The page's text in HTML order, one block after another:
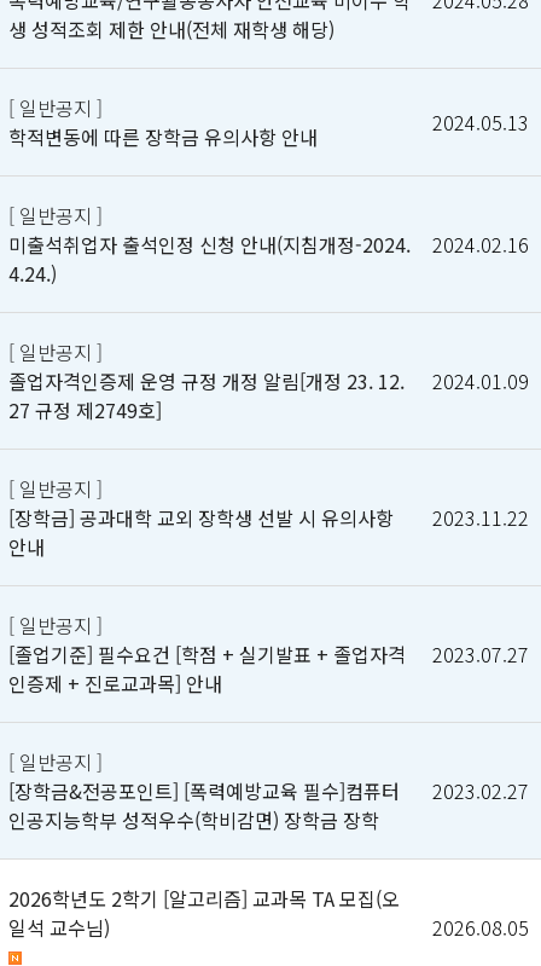
생 성적조회 제한 안내(전체 재학생 해당)
[ 일반공지 ]
학적변동에 따른 장학금 유의사항 안내
2024.05.13
[ 일반공지 ]
미출석취업자 출석인정 신청 안내(지침개정-2024.
4.24.)
2024.02.16
[ 일반공지 ]
졸업자격인증제 운영 규정 개정 알림[개정 23. 12.
27 규정 제2749호]
2024.01.09
[ 일반공지 ]
[장학금] 공과대학 교외 장학생 선발 시 유의사항
안내
2023.11.22
[ 일반공지 ]
[졸업기준] 필수요건 [학점 + 실기발표 + 졸업자격
인증제 + 진로교과목] 안내
2023.07.27
[ 일반공지 ]
[장학금&전공포인트] [폭력예방교육 필수]컴퓨터
인공지능학부 성적우수(학비감면) 장학금 장학
2023.02.27
2026학년도 2학기 [알고리즘] 교과목 TA 모집(오
일석 교수님)
2026.08.05